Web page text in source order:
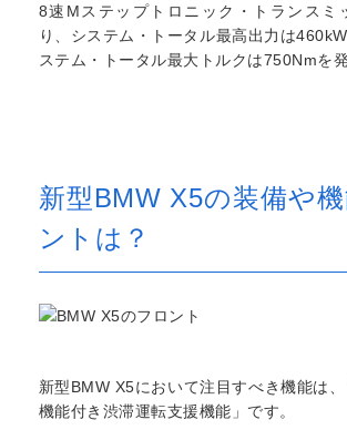
8速Mステップトロニック・トランスミ
り、システム・トータル最高出力は
ステム・トータル最大トルクは750Nmを発
新型BMW X5の装備や
ントは？
新型BMW X5において注目すべき機能は
機能付き渋滞運転支援機能」です。